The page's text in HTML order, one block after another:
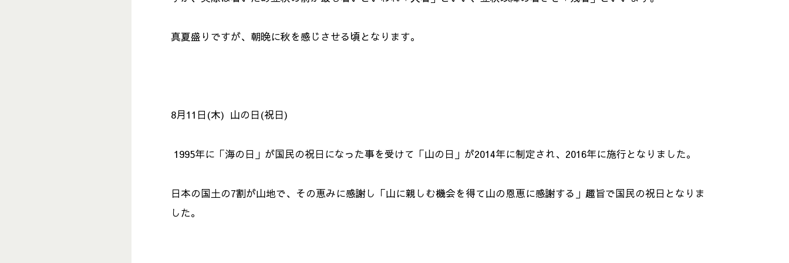
真夏盛りですが、朝晩に秋を感じさせる頃となります。
8月11日(木) 山の日(祝日)
1995年に「海の日」が国民の祝日になった事を受けて「山の日」が2014年に制定され、2016年に施行となりました。
日本の国土の7割が山地で、その恵みに感謝し「山に親しむ機会を得て山の恩恵に感謝する」趣旨で国民の祝日となりま
した。